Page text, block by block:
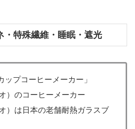
・特殊繊維・睡眠・遮光
ップコーヒーメーカー」
）のコーヒーメーカー
）は日本の老舗耐熱ガラスブ